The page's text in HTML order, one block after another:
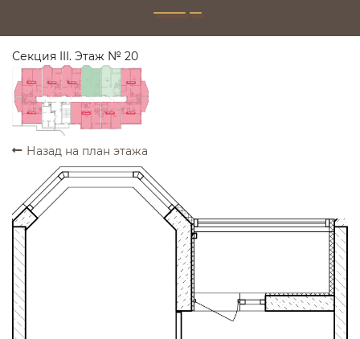
Секция III. Этаж № 20
ПРОДАНО
ПРОДАНО ПРОДАНО ПРОДАНО ПРОДАНО
ПРОДАНО
ПРОДАНО
ПРОДАНО
Назад на план этажа